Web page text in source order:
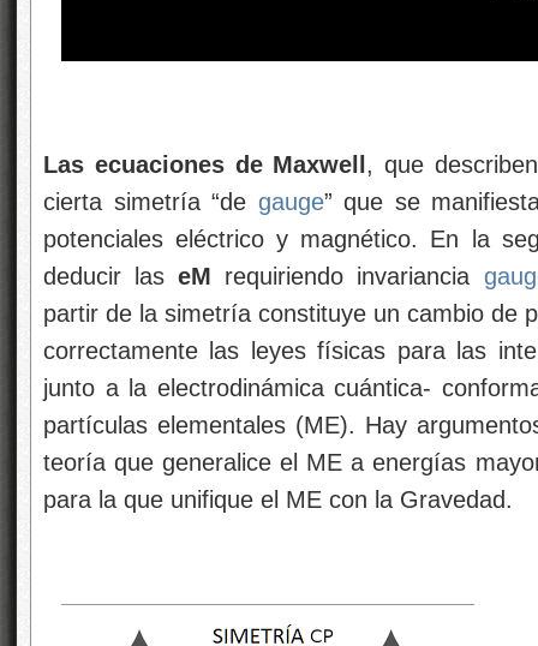
Las ecuaciones de Maxwell , que
cierta simetría “de gauge” que se
potenciales eléctrico y magnético. En la
deducir laseM requiriendo invariancia
partir de la simetría constituye un cambio de
correctamente las leyes físicas para las
junto a la electrodinámica cuántica-
partículas elementales (ME). Hay
teoría que generalice el ME a energías
para la que unifique el ME con la Gravedad.